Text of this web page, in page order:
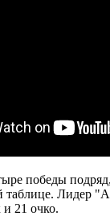
победы
таблице. Лидер
и 21 очко.